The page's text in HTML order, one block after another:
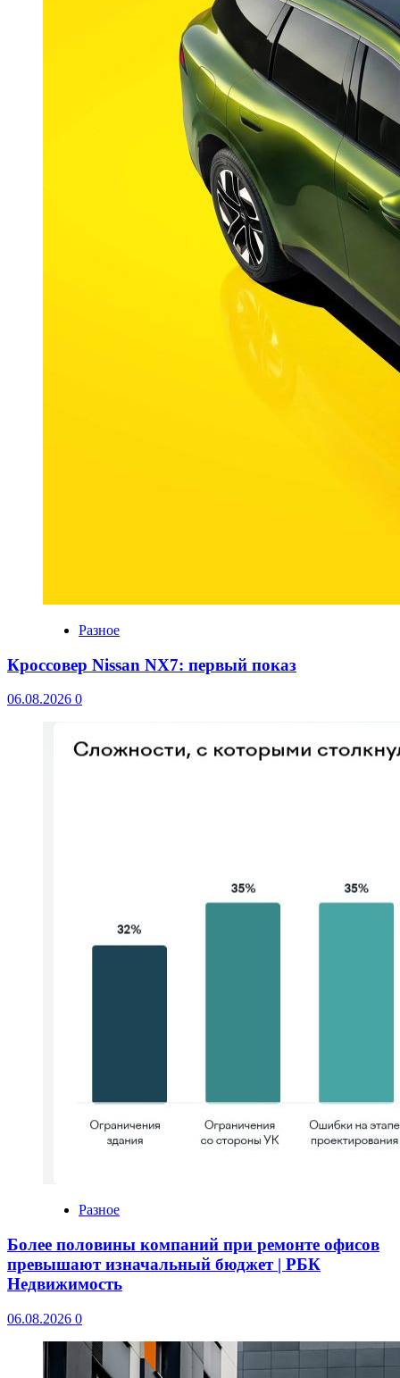
Разное
Кроссовер Nissan NX7: первый показ
06.08.2026 0
Разное
Более половины компаний при ремонте офисов
превышают изначальный бюджет | РБК
Недвижимость
06.08.2026 0